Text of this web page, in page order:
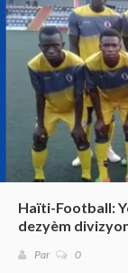
Haïti-Football:
dezyèm
Par 0